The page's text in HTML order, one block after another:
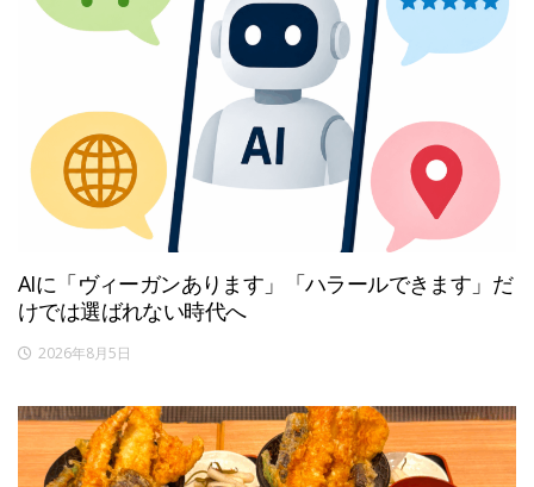
AIに「ヴィーガンあります」「ハラールできます」だ
けでは選ばれない時代へ
2026年8月5日